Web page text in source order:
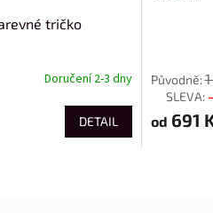
tričko
Doručení 2-3 dny
DETAIL od 691